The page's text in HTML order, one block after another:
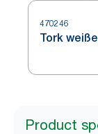
470246
Tork
Product